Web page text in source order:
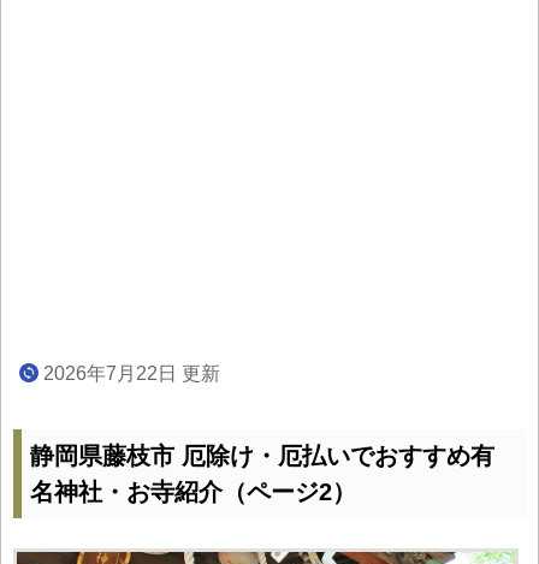
2026年7月22日 更新
静岡県藤枝市 厄除け・厄払いでおすすめ有
名神社・お寺紹介（ページ2）